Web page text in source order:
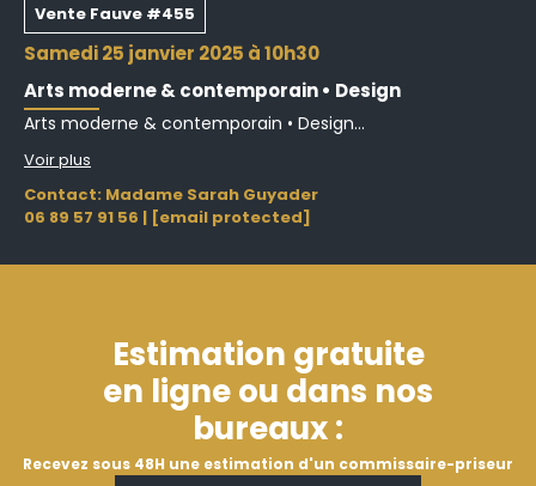
Vente Fauve #455
samedi 25 janvier 2025 à 10h30
Arts moderne & contemporain • Design
Arts moderne & contemporain • Design...
Voir plus
Contact: Madame Sarah Guyader
06 89 57 91 56 | [email protected]
Estimation gratuite
en ligne ou dans nos
bureaux :
Recevez sous 48H une estimation d'un commissaire-priseur